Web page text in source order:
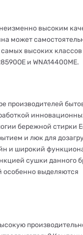
высоким
может
высоких
и WNA14400ME.
производителей
бережной стирки
и люк для
и широкий
сушки данного
особенно выделяются